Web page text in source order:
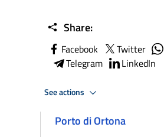
Share:
Facebook Twitter
Telegram
LinkedIn
See actions
Porto di Ortona